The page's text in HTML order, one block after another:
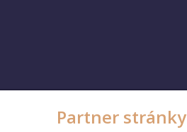
Partner stránky